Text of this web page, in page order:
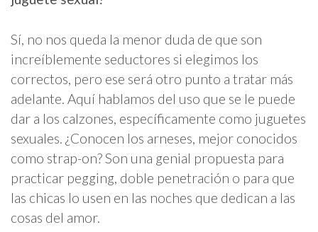
Sí, no nos queda la menor duda de que son
increíblemente seductores si elegimos los
correctos, pero ese será otro punto a tratar más
adelante. Aquí hablamos del uso que se le puede
dar a los calzones, específicamente como juguetes
sexuales. ¿Conocen los arneses, mejor conocidos
como strap-on? Son una genial propuesta para
practicar pegging, doble penetración o para que
las chicas lo usen en las noches que dedican a las
cosas del amor.